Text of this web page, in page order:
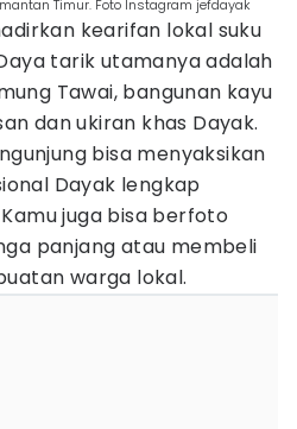
Timur. Foto Instagram jefdayak
kearifan lokal suku
tarik utamanya adalah
Tawai, bangunan kayu
dan ukiran khas Dayak.
bisa menyaksikan
Dayak lengkap
juga bisa berfoto
panjang atau membeli
warga lokal.